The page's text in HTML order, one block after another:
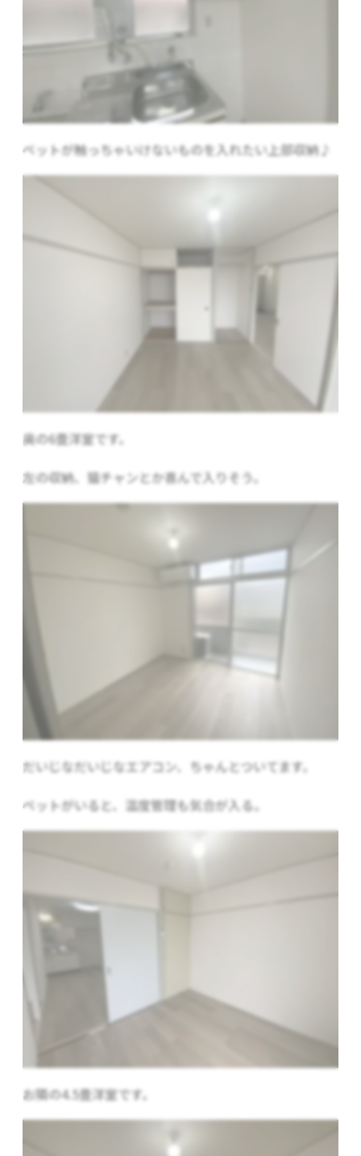
ペットが触っちゃいけないものを入れたい上部収納♪
奥の6畳洋室です。
左の収納、猫チャンとか喜んで入りそう。
だいじなだいじなエアコン、ちゃんとついてます。
ペットがいると、温度管理も気合が入る。
お隣の4.5畳洋室です。